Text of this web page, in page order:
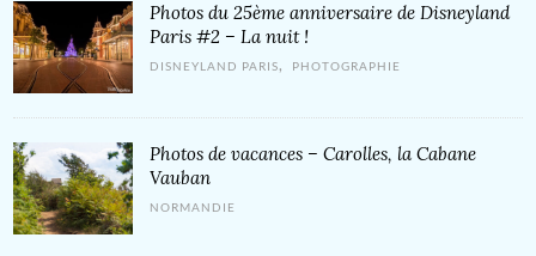
Photos du 25ème anniversaire de Disneyland
Paris #2 – La nuit !
DISNEYLAND PARIS, PHOTOGRAPHIE
Photos de vacances – Carolles, la Cabane
Vauban
NORMANDIE